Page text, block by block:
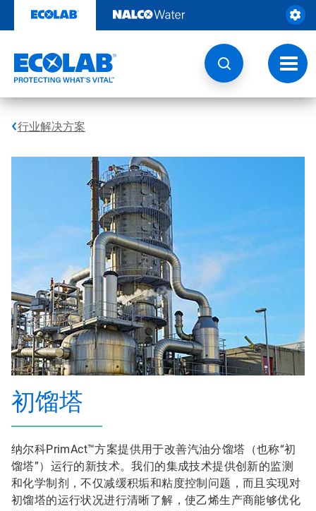
至
切
换
导
航
行业解决方案
初馏塔
纳尔科PrimAct™方案提供用于改善汽油分馏塔（也称“初
馏塔”）运行的新技术。我们的集成技术提供创新的监测
和化学制剂，不仅减缓积垢和粘度控制问题，而且实现对
初馏塔的运行状况进行清晰了解，使乙烯生产商能够优化